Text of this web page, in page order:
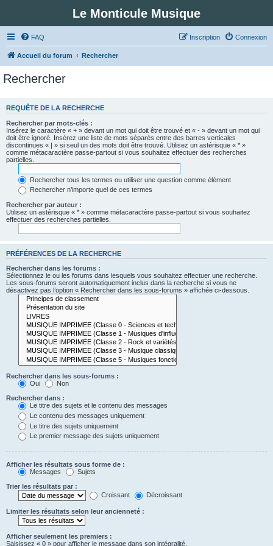
Le Monticule Musique
FAQ Connexion
Inscription
Accueil du forum Rechercher
Rechercher
REQUÊTE DE LA RECHERCHE
Rechercher par mots-clés :
Insérez le caractère « + » devant un mot qui doit être trouvé et « - » devant un mot qui
doit être ignoré. Insérez une liste de mots séparés entre des barres verticales
discontinues « | » si seul un des mots doit être trouvé. Utilisez un astérisque « * »
comme métacaractère passe-partout si vous souhaitez effectuer des recherches
partielles.
Rechercher tous les termes ou utiliser une question comme élément
Rechercher n’importe quel de ces termes
Rechercher par auteur :
Utilisez un astérisque « * » comme métacaractère passe-partout si vous souhaitez
effectuer des recherches partielles.
PRÉFÉRENCES DE LA RECHERCHE
Rechercher dans les forums :
Sélectionnez le ou les forums dans lesquels vous souhaitez effectuer une recherche.
Les sous-forums seront automatiquement inclus dans la recherche si vous ne
désactivez pas l’option « Rechercher dans les sous-forums » affichée ci-dessous.
Rechercher dans les sous-forums :
Oui
Non
Rechercher dans :
Le titre des sujets et le contenu des messages
Le contenu des messages uniquement
Le titre des sujets uniquement
Le premier message des sujets uniquement
Afficher les résultats sous forme de :
Messages
Sujets
Trier les résultats par :
Croissant
Décroissant
Limiter les résultats selon leur ancienneté :
Afficher seulement les premiers :
Saisissez « 0 » pour afficher le message dans son intégralité.